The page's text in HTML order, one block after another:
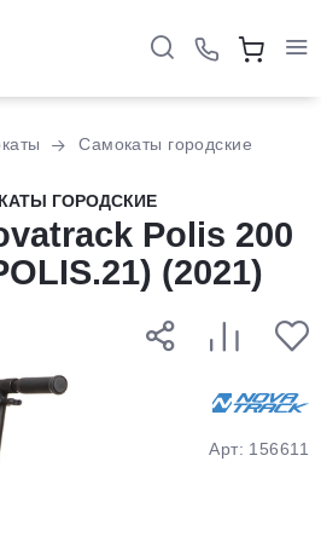
Самокаты городские
ГОРОДСКИЕ
Polis 200
(2021)
Арт: 156611